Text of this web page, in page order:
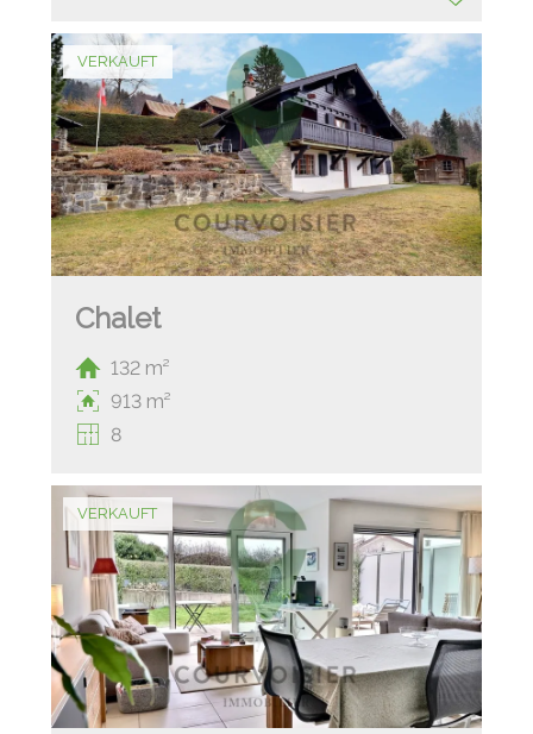
VERKAUFT
Chalet
132 m²
913 m²
8
VERKAUFT